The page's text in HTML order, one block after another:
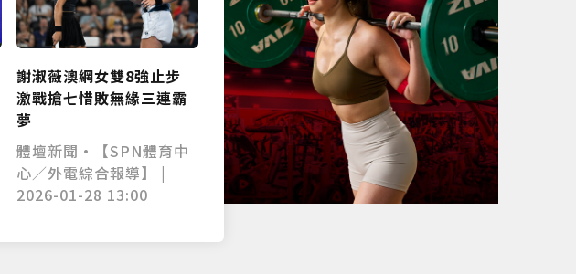
謝淑薇澳網女雙8強止步
激戰搶七惜敗無緣三連霸
夢
體壇新聞•【SPN體育中
心／外電綜合報導】 |
2026-01-28 13:00
同意